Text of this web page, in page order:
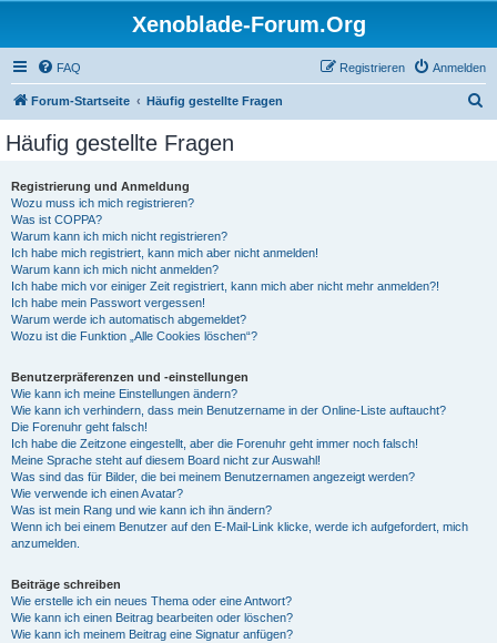
Xenoblade-Forum.Org
FAQ Anmelden
Registrieren
Forum-Startseite Häufig gestellte Fragen
Häufig gestellte Fragen
Registrierung und Anmeldung
Wozu muss ich mich registrieren?
Was ist COPPA?
Warum kann ich mich nicht registrieren?
Ich habe mich registriert, kann mich aber nicht anmelden!
Warum kann ich mich nicht anmelden?
Ich habe mich vor einiger Zeit registriert, kann mich aber nicht mehr anmelden?!
Ich habe mein Passwort vergessen!
Warum werde ich automatisch abgemeldet?
Wozu ist die Funktion „Alle Cookies löschen“?
Benutzerpräferenzen und -einstellungen
Wie kann ich meine Einstellungen ändern?
Wie kann ich verhindern, dass mein Benutzername in der Online-Liste auftaucht?
Die Forenuhr geht falsch!
Ich habe die Zeitzone eingestellt, aber die Forenuhr geht immer noch falsch!
Meine Sprache steht auf diesem Board nicht zur Auswahl!
Was sind das für Bilder, die bei meinem Benutzernamen angezeigt werden?
Wie verwende ich einen Avatar?
Was ist mein Rang und wie kann ich ihn ändern?
Wenn ich bei einem Benutzer auf den E-Mail-Link klicke, werde ich aufgefordert, mich
anzumelden.
Beiträge schreiben
Wie erstelle ich ein neues Thema oder eine Antwort?
Wie kann ich einen Beitrag bearbeiten oder löschen?
Wie kann ich meinem Beitrag eine Signatur anfügen?